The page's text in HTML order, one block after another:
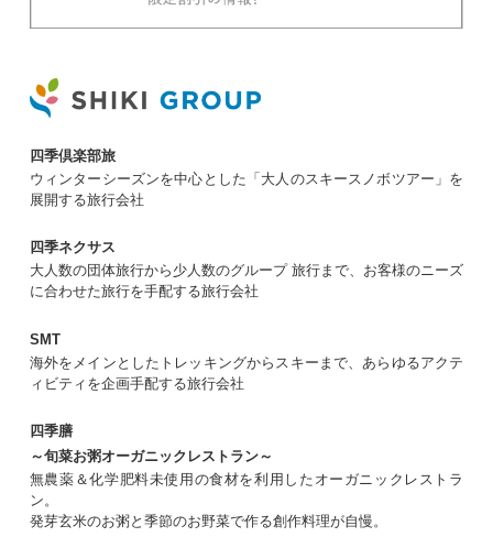
四季倶楽部旅
ウィンターシーズンを中心とした「大人のスキースノボツアー」を
展開する旅行会社
四季ネクサス
大人数の団体旅行から少人数のグループ 旅行まで、お客様のニーズ
に合わせた旅行を手配する旅行会社
SMT
海外をメインとしたトレッキングからスキーまで、あらゆるアクテ
ィビティを企画手配する旅行会社
四季膳
～旬菜お粥オーガニックレストラン～
無農薬＆化学肥料未使用の食材を利用したオーガニックレストラ
ン。
発芽玄米のお粥と季節のお野菜で作る創作料理が自慢。